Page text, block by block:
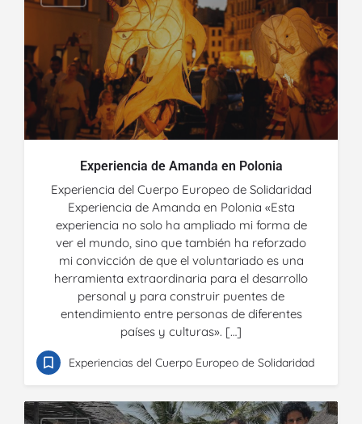
Experiencia de Amanda en Polonia
Experiencia del Cuerpo Europeo de Solidaridad
Experiencia de Amanda en Polonia «Esta
experiencia no solo ha ampliado mi forma de
ver el mundo, sino que también ha reforzado
mi convicción de que el voluntariado es una
herramienta extraordinaria para el desarrollo
personal y para construir puentes de
entendimiento entre personas de diferentes
países y culturas». […]
Experiencias del Cuerpo Europeo de Solidaridad